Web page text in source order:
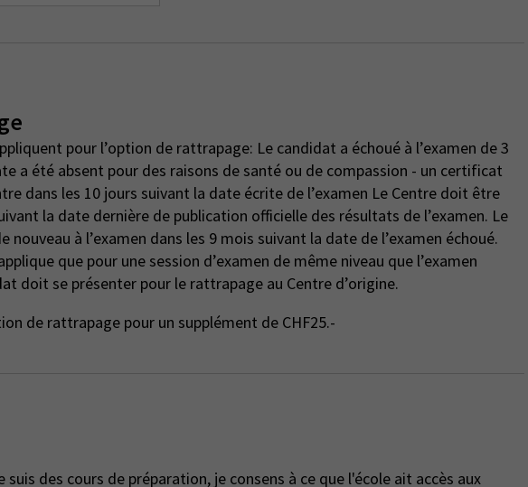
pour l’option de rattrapage: Le candidat a échoué à l’examen de 3
dans les 10 jours suivant la date écrite de l’examen Le Centre doit être
la date dernière de publication officielle des résultats de l’examen. Le
à l’examen dans les 9 mois suivant la date de l’examen échoué.
que pour une session d’examen de même niveau que l’examen
doit se présenter pour le rattrapage au Centre d’origine.
de rattrapage pour un supplément de CHF25.-